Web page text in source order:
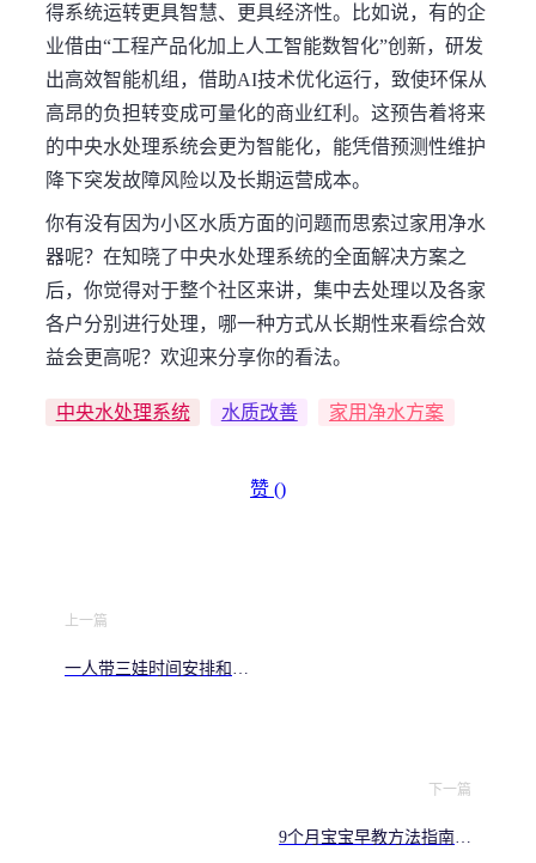
得系统运转更具智慧、更具经济性。比如说，有的企
业借由“工程产品化加上人工智能数智化”创新，研发
出高效智能机组，借助AI技术优化运行，致使环保从
高昂的负担转变成可量化的商业红利。这预告着将来
的中央水处理系统会更为智能化，能凭借预测性维护
降下突发故障风险以及长期运营成本。
你有没有因为小区水质方面的问题而思索过家用净水
器呢？在知晓了中央水处理系统的全面解决方案之
后，你觉得对于整个社区来讲，集中去处理以及各家
各户分别进行处理，哪一种方式从长期性来看综合效
益会更高呢？欢迎来分享你的看法。
中央水处理系统 水质改善 家用净水方案
赞 ()
上一篇
一人带三娃时间安排和省
下一篇
9个月宝宝早教方法指南，